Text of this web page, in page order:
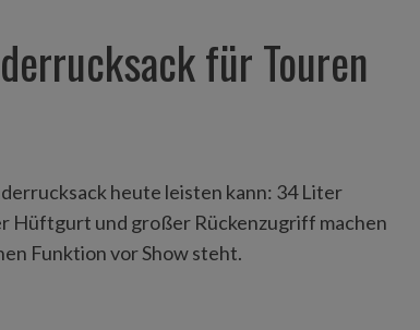
für Touren
heute leisten kann: 34 Liter
Hüftgurt und großer Rückenzugriff machen
Funktion vor Show steht.